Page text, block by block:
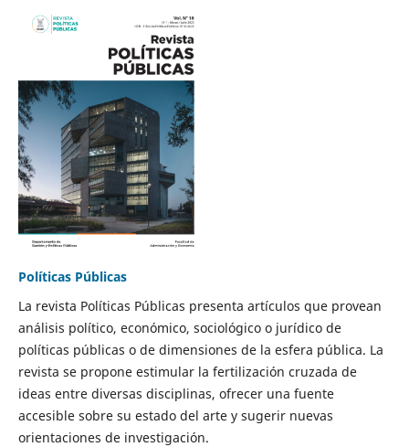
Políticas Públicas
La revista Políticas Públicas presenta artículos que provean
análisis político, económico, sociológico o jurídico de
políticas públicas o de dimensiones de la esfera pública. La
revista se propone estimular la fertilización cruzada de
ideas entre diversas disciplinas, ofrecer una fuente
accesible sobre su estado del arte y sugerir nuevas
orientaciones de investigación.